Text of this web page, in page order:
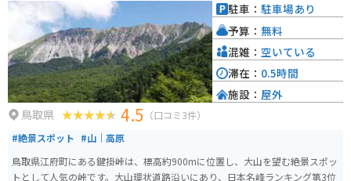
鳥取県 4.5 （口コミ3件）
#絶景スポット #山｜高原
鳥取県江府町にある鍵掛峠は、標高約900mに位置し、大山を望む絶景スポッ
トとして人気の峠です。大山環状道路沿いにあり、日本名峰ランキング第3位
駐車： 駐車場あり
予算： 無料
混雑： 空いている
滞在： 0.5時間
施設： 屋外